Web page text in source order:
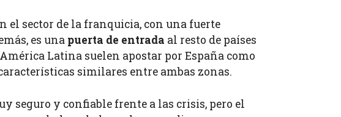
el sector de la franquicia, con una fuerte
es una puerta de entrada al resto de países
Latina suelen apostar por España como
similares entre ambas zonas.
seguro y confiable frente a las crisis, pero el